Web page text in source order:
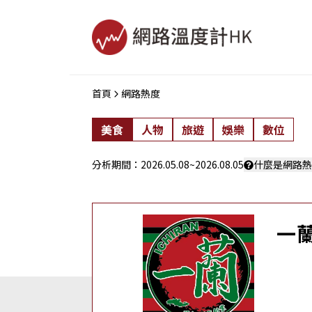
首頁 網路熱度
美食 人物 旅遊 娛樂 數位
分析期間： 2026.05.08~2026.08.05 什麼是網路
一